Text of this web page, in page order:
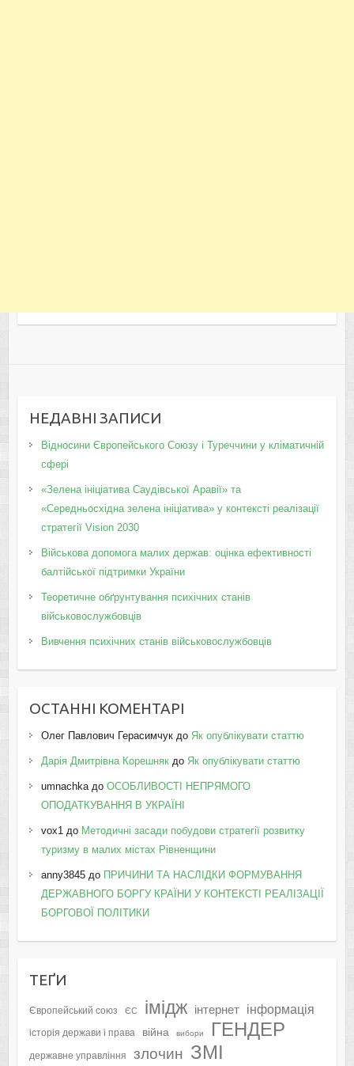
НЕДАВНІ ЗАПИСИ
Відносини Європейського Союзу і Туреччини у кліматичній
сфері
«Зелена ініціатива Саудівської Аравії» та
«Середньосхідна зелена ініціатива» у контексті реалізації
стратегії Vision 2030
Військова допомога малих держав: оцінка ефективності
балтійської підтримки України
Теоретичне обґрунтування психічних станів
військовослужбовців
Вивчення психічних станів військовослужбовців
ОСТАННІ КОМЕНТАРІ
Олег Павлович Герасимчукдо Як опублікувати статтю
Дарія Дмитрівна Корешнякдо Як опублікувати статтю
umnachkaдо ОСОБЛИВОСТІ НЕПРЯМОГО
ОПОДАТКУВАННЯ В УКРАЇНІ
vox1до Методичні засади побудови стратегії розвитку
туризму в малих містах Рівненщини
anny3845до ПРИЧИНИ ТА НАСЛІДКИ ФОРМУВАННЯ
ДЕРЖАВНОГО БОРГУ КРАЇНИ У КОНТЕКСТІ РЕАЛІЗАЦІЇ
БОРГОВОЇ ПОЛІТИКИ
ТЕҐИ
Європейський союз ЄС імідж інтернет інформація
історія держави і права війна вибори ГЕНДЕР
державне управління злочин ЗМІ